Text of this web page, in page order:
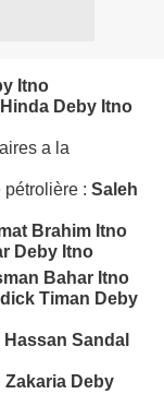
Itno
Hinda Deby Itno
a la
: Saleh
Brahim Itno
Deby Itno
Bahar Itno
Timan Deby
Hassan Sandal
Zakaria Deby